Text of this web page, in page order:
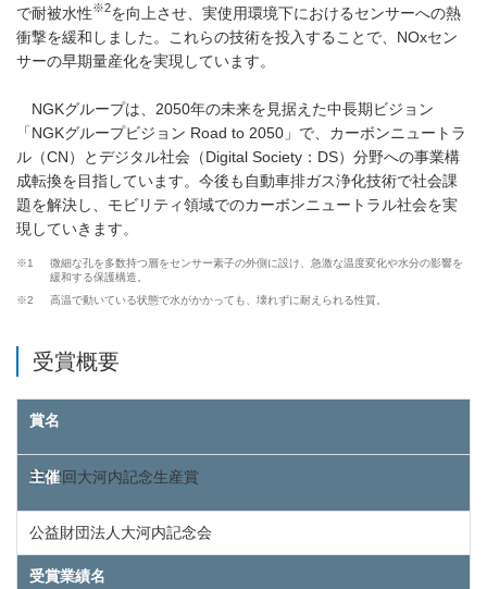
で耐被水性※2を向上させ、実使用環境下におけるセンサーへの熱
衝撃を緩和しました。これらの技術を投入することで、NOxセン
サーの早期量産化を実現しています。
NGKグループは、2050年の未来を見据えた中長期ビジョン
「NGKグループビジョン Road to 2050」で、カーボンニュートラ
ル（CN）とデジタル社会（Digital Society：DS）分野への事業構
成転換を目指しています。今後も自動車排ガス浄化技術で社会課
題を解決し、モビリティ領域でのカーボンニュートラル社会を実
現していきます。
※1
微細な孔を多数持つ層をセンサー素子の外側に設け、急激な温度変化や水分の影響を
緩和する保護構造。
※2
高温で動いている状態で水がかかっても、壊れずに耐えられる性質。
受賞概要
賞名
第72回大河内記念生産賞
主催
公益財団法人大河内記念会
受賞業績名